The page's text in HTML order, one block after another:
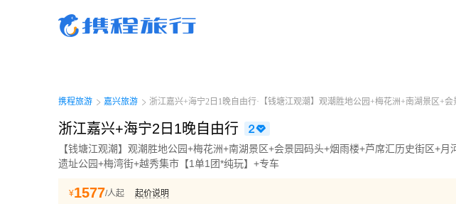
携程旅游
嘉兴旅游 浙江嘉兴+海宁2日1晚自由行·【钱塘江观潮】观潮胜地公园+梅花洲+南湖景区+
浙江嘉兴+海宁2日1晚自由行
【钱塘江观潮】观潮胜地公园+梅花洲+南湖景区+会景园码头+烟雨楼+芦席汇历史街区+月
遗址公园+梅湾街+越秀集市【1单1团*纯玩】+专车
¥1577/人起
起价说明